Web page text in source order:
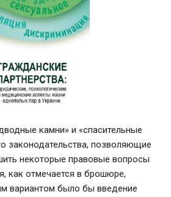
камни» и «спасительные
законодательства, позволяющие
некоторые правовые вопросы
как отмечается в брошюре,
вариантом было бы введение